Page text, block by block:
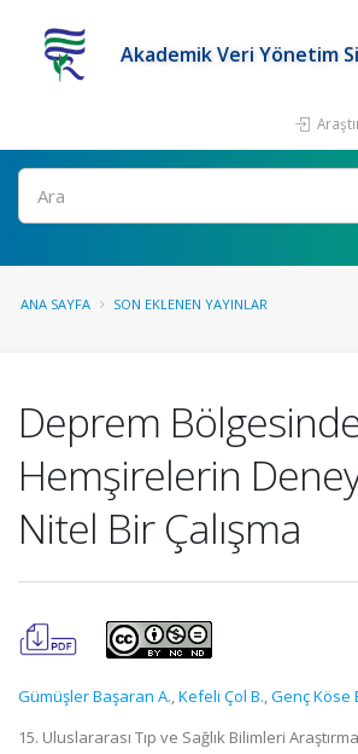
Akademik Veri Yönetim
Ara
ANA SAYFA SON EKLENEN YAYINLAR
Deprem
Hemşirelerin
Nitel Bir Çalışma
Gümüşler Başaran A.,Kefeli Çol B.,Genç Köse
15. Uluslararası Tıp ve Sağlık Bilimleri